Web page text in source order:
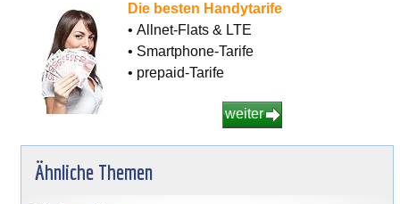
Die besten Handytarife
• Allnet-Flats & LTE
• Smartphone-Tarife
• prepaid-Tarife
weiter
Ähnliche Themen